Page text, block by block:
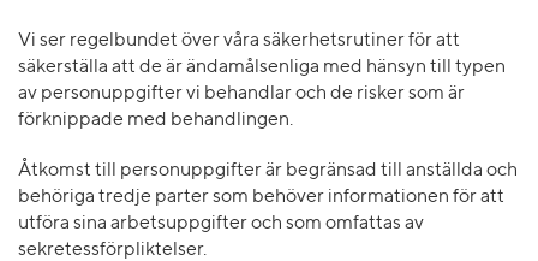
Vi ser regelbundet över våra säkerhetsrutiner för att
säkerställa att de är ändamålsenliga med hänsyn till typen
av personuppgifter vi behandlar och de risker som är
förknippade med behandlingen.
Åtkomst till personuppgifter är begränsad till anställda och
behöriga tredje parter som behöver informationen för att
utföra sina arbetsuppgifter och som omfattas av
sekretessförpliktelser.